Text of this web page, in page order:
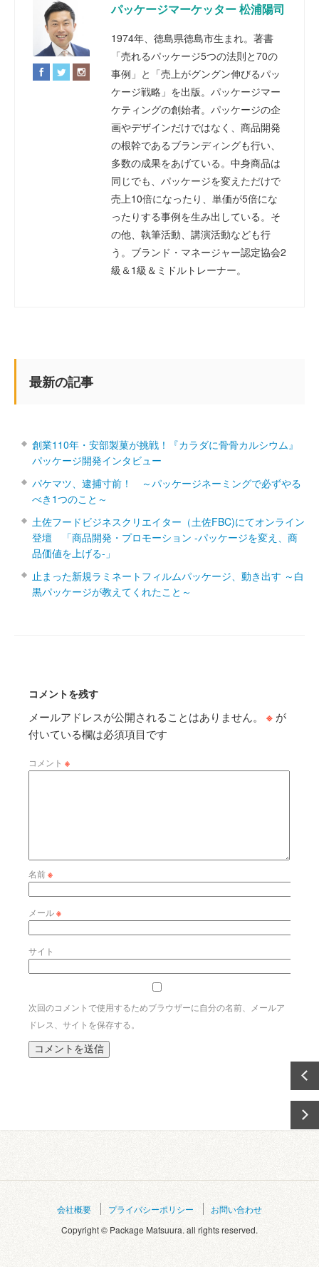
パッケージマーケッター 松浦陽司
1974年、徳島県徳島市生まれ。著書
「売れるパッケージ5つの法則と70の
事例」と「売上がグングン伸びるパッ
ケージ戦略」を出版。パッケージマー
ケティングの創始者。パッケージの企
画やデザインだけではなく、商品開発
の根幹であるブランディングも行い、
多数の成果をあげている。中身商品は
同じでも、パッケージを変えただけで
売上10倍になったり、単価が5倍にな
ったりする事例を生み出している。そ
の他、執筆活動、講演活動なども行
う。ブランド・マネージャー認定協会2
級＆1級＆ミドルトレーナー。
最新の記事
創業110年・安部製菓が挑戦！『カラダに骨骨カルシウム』
パッケージ開発インタビュー
パケマツ、逮捕寸前！ ～パッケージネーミングで必ずやる
べき1つのこと～
土佐フードビジネスクリエイター（土佐FBC)にてオンライン
登壇 「商品開発・プロモーション ‐パッケージを変え、商
品価値を上げる‐」
止まった新規ラミネートフィルムパッケージ、動き出す ～白
黒パッケージが教えてくれたこと～
コメントを残す
メールアドレスが公開されることはありません。 ※ が
付いている欄は必須項目です
コメント ※
名前※
メール※
サイト
次回のコメントで使用するためブラウザーに自分の名前、メールア
ドレス、サイトを保存する。
会社概要 プライバシーポリシー
お問い合わせ
Copyright © Package Matsuura. all rights reserved.